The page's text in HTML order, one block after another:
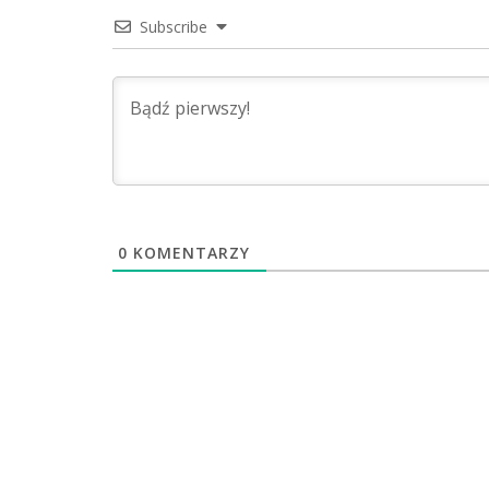
Subscribe
0 KOMENTARZY